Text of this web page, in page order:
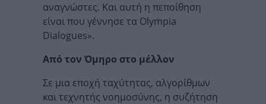
αναγνώστες. Και αυτή η πεποίθηση
είναι που γέννησε τα Olympia
Dialogues».
Από τον Όμηρο στο μέλλον
Σε μια εποχή ταχύτητας, αλγορίθμων
και τεχνητής νοημοσύνης, η συζήτηση